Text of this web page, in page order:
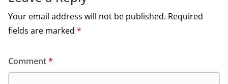
Your email address will not be published. Required
fields are marked *
Comment*